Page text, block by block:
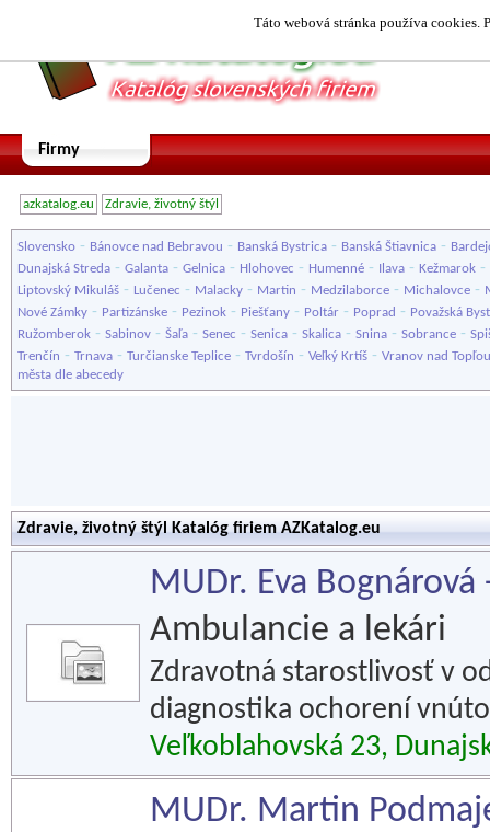
Táto webová stránka používa cookies.
Firmy
azkatalog.eu Zdravie, životný štýl
Slovensko - Bánovce nad Bebravou - Banská Bystrica - Banská Štiavnica -
Dunajská Streda - Galanta - Gelnica - Hlohovec - Humenné - Ilava - Kežmarok -
Liptovský Mikuláš - Lučenec - Malacky - Martin - Medzilaborce - Michalovce -
Nové Zámky - Partizánske - Pezinok - Piešťany - Poltár - Poprad - Považská
Ružomberok - Sabinov - Šaľa - Senec - Senica - Skalica - Snina - Sobrance -
Trenčín - Trnava - Turčianske Teplice - Tvrdošín - Veľký Krtíš - Vranov nad Topľou
města dle abecedy
Zdravie, životný štýl Katalóg firiem AZKatalog.eu
MUDr. Eva Bognárová
Ambulancie a lekári
Zdravotná starostlivosť v
diagnostika ochorení
Veľkoblahovská 23,
MUDr. Martin